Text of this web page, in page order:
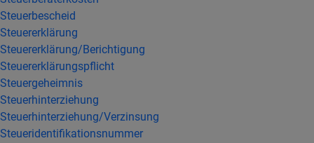
Steuerbescheid
Steuererklärung
Steuererklärung/Berichtigung
Steuererklärungspflicht
Steuergeheimnis
Steuerhinterziehung
Steuerhinterziehung/Verzinsung
Steueridentifikationsnummer